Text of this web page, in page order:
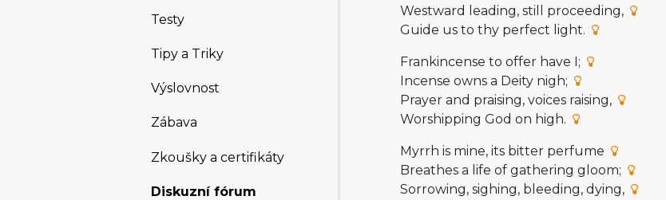
Testy
Tipy a Triky
Výslovnost
Zábava
Zkoušky a certifikáty
Diskuzní fórum
Westward leading, still proceeding,
Guide us to thy perfect light.
Frankincense to offer have I;
Incense owns a Deity nigh;
Prayer and praising, voices raising,
Worshipping God on high.
Myrrh is mine, its bitter perfume
Breathes a life of gathering gloom;
Sorrowing, sighing, bleeding, dying,